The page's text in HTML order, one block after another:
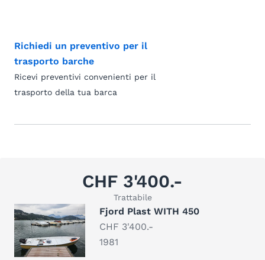
Richiedi un preventivo per il
trasporto barche
Ricevi preventivi convenienti per il
trasporto della tua barca
CHF 3'400.-
Trattabile
Fjord Plast WITH 450
CHF 3'400.-
1981